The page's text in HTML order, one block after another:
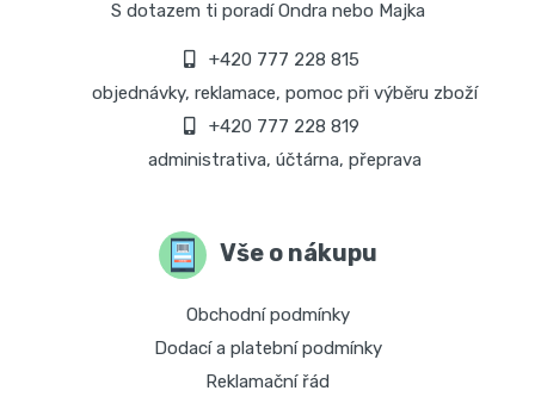
S dotazem ti poradí Ondra nebo Majka
+420 777 228 815
objednávky, reklamace, pomoc při výběru zboží
+420 777 228 819
administrativa, účtárna, přeprava
Vše o nákupu
Obchodní podmínky
Dodací a platební podmínky
Reklamační řád